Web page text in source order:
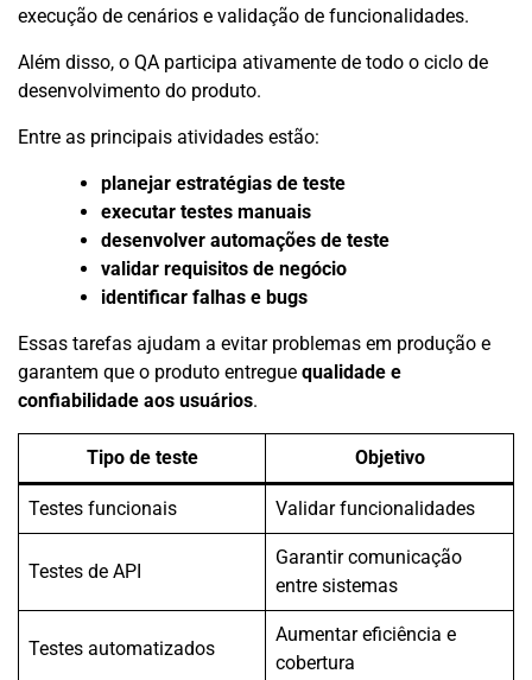
execução de cenários e validação de funcionalidades.
Além disso, o QA participa ativamente de todo o ciclo de
desenvolvimento do produto.
Entre as principais atividades estão:
planejar estratégias de teste
executar testes manuais
desenvolver automações de teste
validar requisitos de negócio
identificar falhas e bugs
Essas tarefas ajudam a evitar problemas em produção e
garantem que o produto entregue qualidade e
confiabilidade aos usuários.
Tipo de teste Objetivo
Testes funcionais Validar funcionalidades
Testes de API
Garantir comunicação
entre sistemas
Testes automatizados
Aumentar eficiência e
cobertura